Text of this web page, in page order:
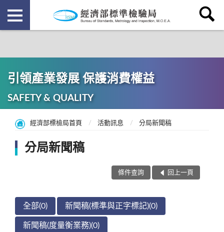
引領產業發展 保護消費權益
SAFETY & QUALITY
經濟部標檢局首頁 活動訊息 分局新聞稿
分局新聞稿
條件查詢 回上一頁
全部(0) 新聞稿(標準與正字標記)(0)
新聞稿(度量衡業務)(0)